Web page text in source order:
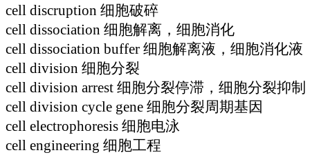
cell discruption 细胞破碎
cell dissociation 细胞解离，细胞消化
cell dissociation buffer 细胞解离液，细胞消化液
cell division 细胞分裂
cell division arrest 细胞分裂停滞，细胞分裂抑制
cell division cycle gene 细胞分裂周期基因
cell electrophoresis 细胞电泳
cell engineering 细胞工程